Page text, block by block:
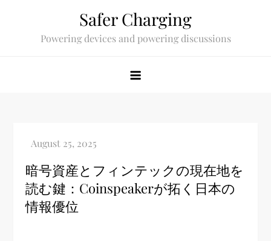
Safer Charging
Powering devices and powering discussions
暗号資産とフィンテックの現在地を
読む鍵：Coinspeakerが拓く日本の
情報優位